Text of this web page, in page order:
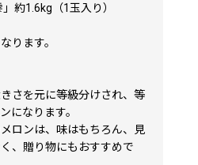
約1.6kg（1玉入り）
ります。
さを元に等級分けされ、等
になります。
ロンは、味はもちろん、見
、贈り物にもおすすめで